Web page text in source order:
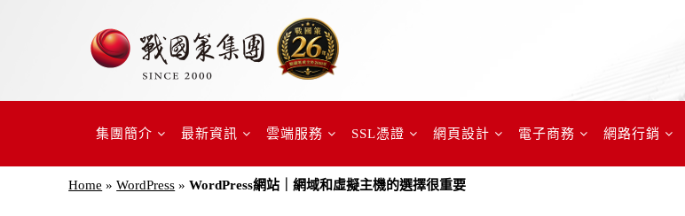
集團簡介 最新資訊 雲端服務 SSL憑證 網頁設計 電子商務 網路行銷
Home »WordPress »WordPress網站｜網域和虛擬主機的選擇很重要